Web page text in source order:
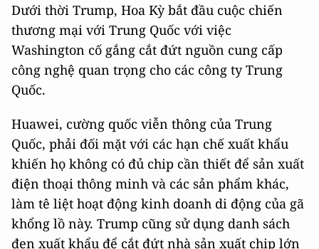
Dưới thời Trump, Hoa Kỳ bắt đầu cuộc chiến
thương mại với Trung Quốc với việc
Washington cố gắng cắt đứt nguồn cung cấp
công nghệ quan trọng cho các công ty Trung
Quốc.
Huawei, cường quốc viễn thông của Trung
Quốc, phải đối mặt với các hạn chế xuất khẩu
khiến họ không có đủ chip cần thiết để sản xuất
điện thoại thông minh và các sản phẩm khác,
làm tê liệt hoạt động kinh doanh di động của gã
khổng lồ này. Trump cũng sử dụng danh sách
đen xuất khẩu để cắt đứt nhà sản xuất chip lớn